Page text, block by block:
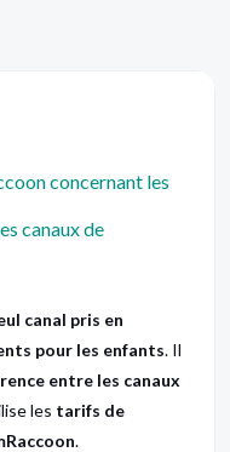
concernant les
canaux de
canal pris en
pour les enfants. Il
entre les canaux
les tarifs de
.